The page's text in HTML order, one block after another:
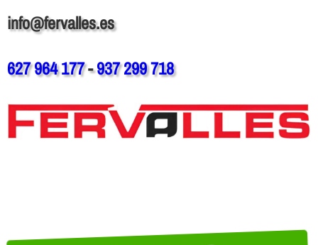
info@fervalles.es
627 964 177-937 299 718